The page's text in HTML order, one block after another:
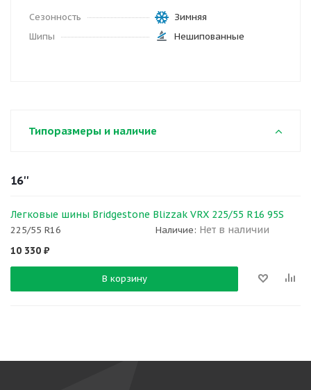
Сезонность
Зимняя
Шипы
Нешипованные
Типоразмеры и наличие
16''
Легковые шины Bridgestone Blizzak VRX 225/55 R16 95S
225/55 R16 Наличие: Нет в наличии
10 330 ₽
В корзину